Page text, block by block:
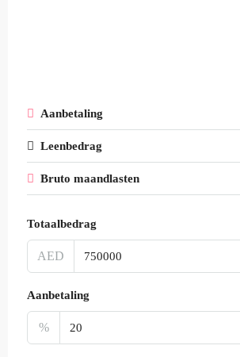
Aanbetaling
Leenbedrag
Bruto maandlasten
Totaalbedrag
AED
Aanbetaling
%